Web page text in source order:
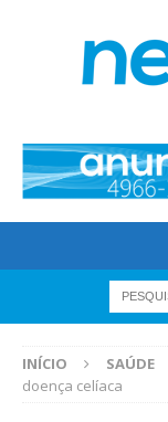
INÍCIO SAÚDE
doença celíaca